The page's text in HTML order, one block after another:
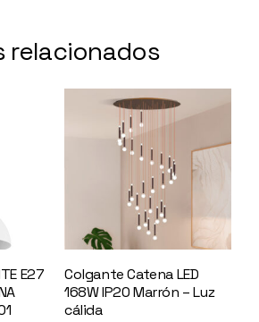
relacionados
E27
Colgante Catena LED
168W IP20 Marrón – Luz
cálida